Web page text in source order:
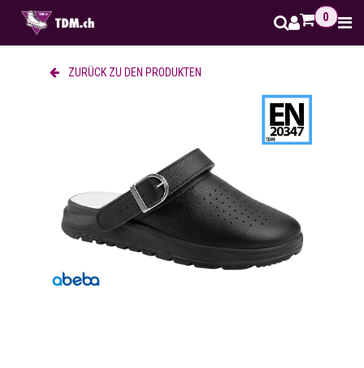
0
ZURÜCK ZU DEN PRODUKTEN